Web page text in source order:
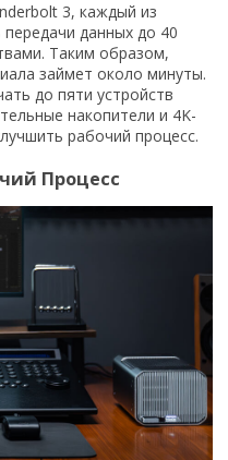
3, каждый из
данных до 40
Таким образом,
займет около минуты.
до пяти устройств
накопители и 4K-
рабочий процесс.
Процесс